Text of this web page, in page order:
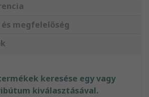
és megfelelőség
keresése egy vagy
kiválasztásával.